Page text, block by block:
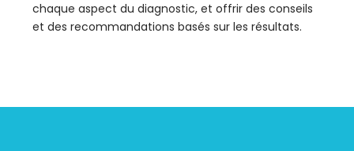
chaque aspect du diagnostic, et offrir des conseils
et des recommandations basés sur les résultats.